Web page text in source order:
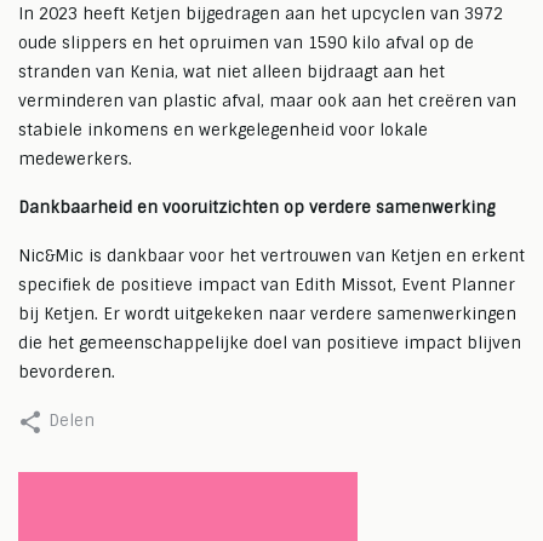
In 2023 heeft Ketjen bijgedragen aan het upcyclen van 3972
oude slippers en het opruimen van 1590 kilo afval op de
stranden van Kenia, wat niet alleen bijdraagt aan het
verminderen van plastic afval, maar ook aan het creëren van
stabiele inkomens en werkgelegenheid voor lokale
medewerkers.
Dankbaarheid en vooruitzichten op verdere samenwerking
Nic&Mic is dankbaar voor het vertrouwen van Ketjen en erkent
specifiek de positieve impact van Edith Missot, Event Planner
bij Ketjen. Er wordt uitgekeken naar verdere samenwerkingen
die het gemeenschappelijke doel van positieve impact blijven
bevorderen.
Delen